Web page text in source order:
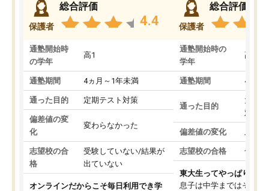
保護者
総合評価
4.4
通塾開始時
の学年
高1
通塾期間 4ヵ月～1年未満
通った目的 定期テスト対策
偏差値の変
化
変わらなかった
志望校の合
格
受験していない/結果が
出ていない
オンラインだからこそ毎日利用でき学
保護者
総合評価
通塾開始時の
学年
高3
通塾期間 4ヵ月
通った目的
大学
対策
偏差値の変化 上が
志望校の合格 合格
東大生ってやっぱりすご
息子は中学まではそこそ